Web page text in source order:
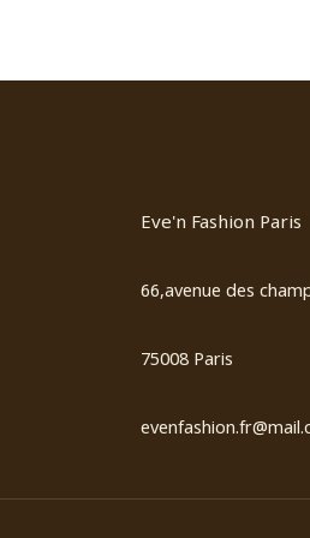
Eve'n Fashion Paris
66,avenue des
75008 Paris